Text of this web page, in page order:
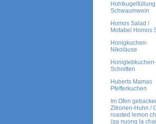
Hohlkugelfüllung
Schwaumwein
Homos Salad /
Motabel Homos
Honigkuchen-
Nikoläuse
Honiglebkuchen-
Schnitten
Huberts Mamas
Pfefferkuchen
Im Ofen
Zitronen-Huhn /
roasted lemon
(ga nuong la